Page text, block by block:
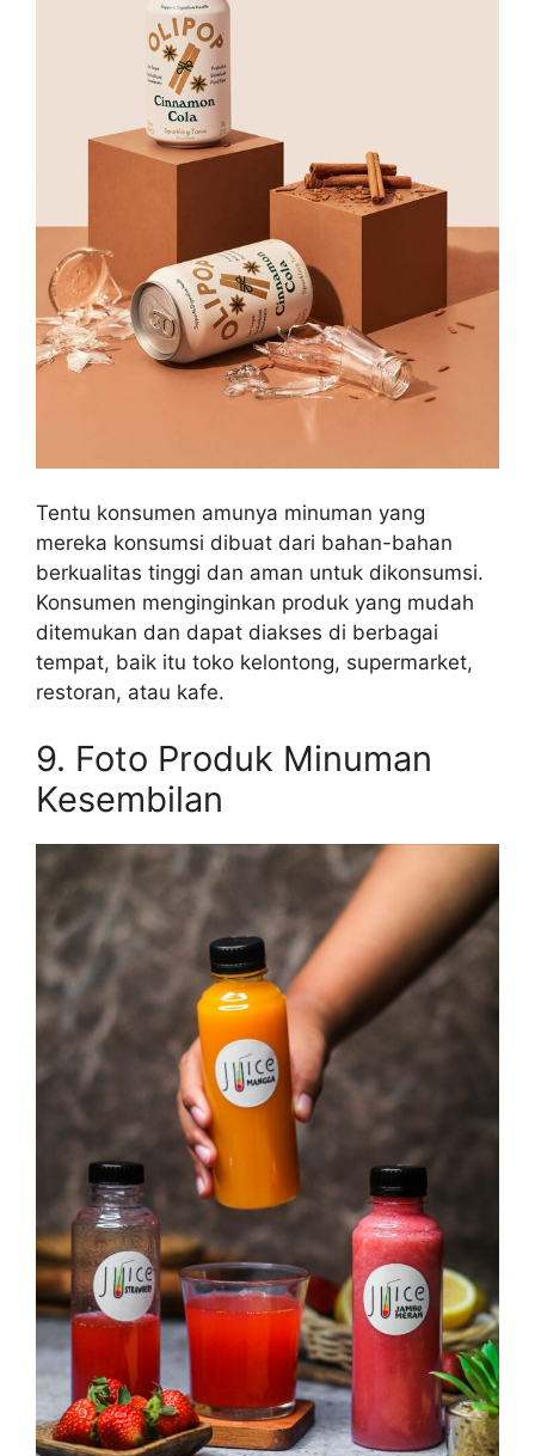
Tentu konsumen amunya minuman yang
mereka konsumsi dibuat dari bahan-bahan
berkualitas tinggi dan aman untuk dikonsumsi.
Konsumen menginginkan produk yang mudah
ditemukan dan dapat diakses di berbagai
tempat, baik itu toko kelontong, supermarket,
restoran, atau kafe.
9. Foto Produk Minuman
Kesembilan